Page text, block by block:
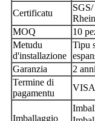
Certificatu
MOQ
10
Metudu
d'installazione
Tipu
Garanzia
2 anni
Termine di
pagamentu
Imballaggio